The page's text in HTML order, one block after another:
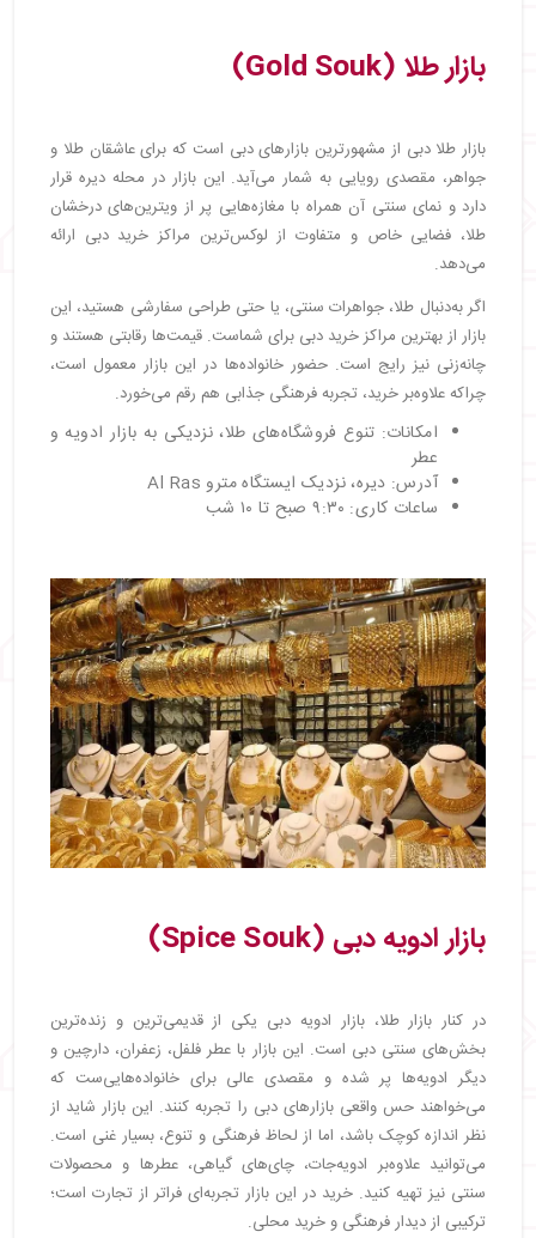
بازار طلا (Gold Souk)
بازار طلا دبی از مشهورترین بازارهای دبی است که برای عاشقان طلا و
جواهر، مقصدی رویایی به شمار می‌آید. این بازار در محله دیره قرار
دارد و نمای سنتی آن همراه با مغازه‌هایی پر از ویترین‌های درخشان
طلا، فضایی خاص و متفاوت از لوکس‌ترین مراکز خرید دبی ارائه
می‌دهد.
اگر به‌دنبال طلا، جواهرات سنتی، یا حتی طراحی سفارشی هستید، این
بازار از بهترین مراکز خرید دبی برای شماست. قیمت‌ها رقابتی هستند و
چانه‌زنی نیز رایج است. حضور خانواده‌ها در این بازار معمول است،
چراکه علاوه‌بر خرید، تجربه فرهنگی جذابی هم رقم می‌خورد.
امکانات: تنوع فروشگاه‌های طلا، نزدیکی به بازار ادویه و
عطر
آدرس: دیره، نزدیک ایستگاه مترو Al Ras
ساعات کاری: ۹:۳۰ صبح تا ۱۰ شب
بازار ادویه دبی (Spice Souk)
در کنار بازار طلا، بازار ادویه دبی یکی از قدیمی‌ترین و زنده‌ترین
بخش‌های سنتی دبی است. این بازار با عطر فلفل، زعفران، دارچین و
دیگر ادویه‌ها پر شده و مقصدی عالی برای خانواده‌هایی‌ست که
می‌خواهند حس واقعی بازارهای دبی را تجربه کنند. این بازار شاید از
نظر اندازه کوچک باشد، اما از لحاظ فرهنگی و تنوع، بسیار غنی است.
می‌توانید علاوه‌بر ادویه‌جات، چای‌های گیاهی، عطرها و محصولات
سنتی نیز تهیه کنید. خرید در این بازار تجربه‌ای فراتر از تجارت است؛
ترکیبی از دیدار فرهنگی و خرید محلی.